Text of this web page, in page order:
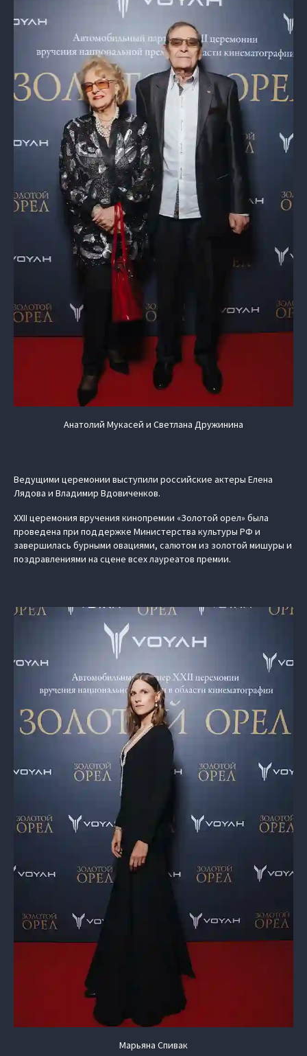
Анатолий Мукасей и Светлана Дружинина
Ведущими церемонии выступили российские актеры Елена
Лядова и Владимир Вдовиченков.
XXII церемония вручения кинопремии «Золотой орел» была
проведена при поддержке Министерства культуры РФ и
завершилась бурными овациями, салютом из золотой мишуры и
поздравлениями на сцене всех лауреатов премии.
Марьяна Спивак